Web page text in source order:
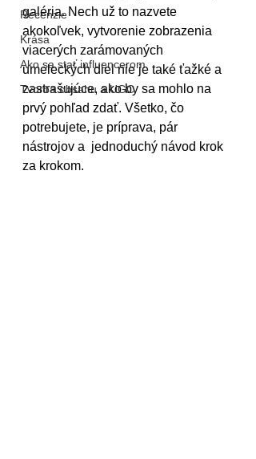
Recenzie
Krása
Ako sa stať influencerom
Tvorba obsahu a UGC
galéria. Nech už to nazvete
akokoľvek, vytvorenie zobrazenia
viacerých zarámovaných
umeleckých diel nie je také ťažké a
zastrašujúce, ako by sa mohlo na
prvý pohľad zdať. Všetko, čo
potrebujete, je príprava, pár
nástrojov a  jednoduchý návod krok
za krokom.